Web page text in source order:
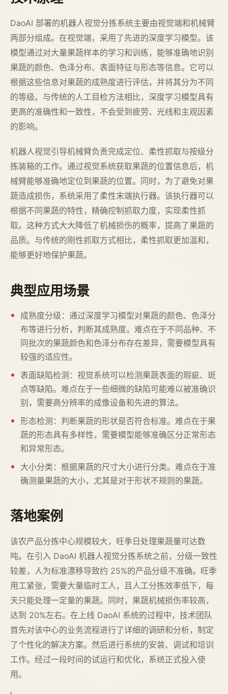
DaoAI 部署的机器人视觉分拣系统主要由视觉端和机械臂
两部分组成。在视觉端，采用了先进的深度学习模型。该
模型通过对大量果蔬样本的学习和训练，能够准确地识别
果蔬的颜色、色泽分布、表面特征与形态等信息。它可以
根据这些信息对果蔬的成熟度进行评估，并将其分为不同
的等级。与传统的人工目检方法相比，深度学习模型具有
更高的准确性和一致性，不会受到疲劳、光线和主观因素
的影响。
机器人视觉引导机械臂负责完成定位、柔性抓取与按级分
拣装箱的工作。通过视觉系统获取果蔬的位置信息后，机
械臂能够准确地定位到果蔬的位置。同时，为了避免对果
蔬造成损伤，系统采用了柔性末端执行器。该执行器可以
根据不同果蔬的特性，精确控制抓取力度，实现柔性抓
取。这种方式大大降低了机械损伤的概率，提高了果蔬的
品质。与传统的刚性抓取方式相比，柔性抓取更加温和，
能够更好地保护果蔬。
典型应用场景
成熟度分级：通过深度学习模型对果蔬的颜色、色泽分
布等进行分析，判断其成熟度。难点在于不同品种、不
同批次的果蔬颜色和色泽分布存在差异，需要模型具有
较强的适应性。
表面缺陷检测：视觉系统可以检测果蔬表面的瑕疵、斑
点等缺陷。难点在于一些细微的缺陷可能难以被准确识
别，需要高分辨率的成像设备和先进的算法。
形态检测：判断果蔬的形状是否符合标准。难点在于果
蔬的形态具有多样性，需要模型能够准确区分正常形态
和异常形态。
大小分类：根据果蔬的尺寸大小进行分类。难点在于准
确测量果蔬的大小，尤其是对于形状不规则的果蔬。
落地案例
该农产品分拣中心规模较大，旺季日处理果蔬量可达数
吨。在引入 DaoAI 机器人视觉分拣系统之前，分级一致性
较差，人为标准漂移导致约 25%的产品分级不准确。旺季
用工紧张，需要大量临时工人，且人工分拣效率低下，每
天只能处理一定量的果蔬。同时，果蔬机械损伤率较高，
达到 20%左右。在上线 DaoAI 系统的过程中，技术团队
首先对该中心的业务流程进行了详细的调研和分析，制定
了个性化的解决方案。然后进行系统的安装、调试和培训
工作。经过一段时间的试运行和优化，系统正式投入使
用。